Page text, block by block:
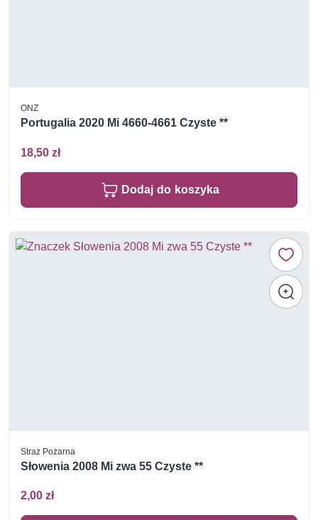
ONZ
Portugalia 2020 Mi 4660-4661 Czyste **
18,50 zł
Dodaj do koszyka
Straż Pożarna
Słowenia 2008 Mi zwa 55 Czyste **
2,00 zł